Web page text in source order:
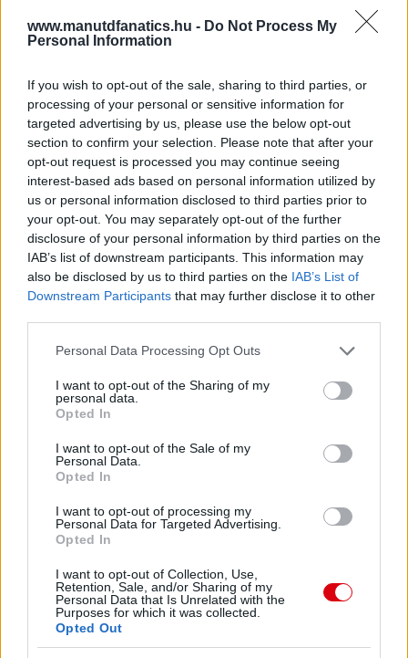
www.manutdfanatics.hu - Do Not Process My
Personal Information
If you wish to opt-out of the sale, sharing to third parties, or
processing of your personal or sensitive information for
targeted advertising by us, please use the below opt-out
section to confirm your selection. Please note that after your
opt-out request is processed you may continue seeing
interest-based ads based on personal information utilized by
us or personal information disclosed to third parties prior to
your opt-out. You may separately opt-out of the further
disclosure of your personal information by third parties on the
IAB’s list of downstream participants. This information may
also be disclosed by us to third parties on the IAB’s List of
Downstream Participants that may further disclose it to other
Please note that this website/app uses one or more Google
not limited to your visit or usage behaviour. You may click to
grant or deny consent to Google and its third-party tags to
use your data for below specified purposes in below Google
consent section.
Personal Data Processing Opt Outs
I want to opt-out of the Sharing of my
personal data.
Opted In
I want to opt-out of the Sale of my
Personal Data.
Opted In
I want to opt-out of processing my
Personal Data for Targeted Advertising.
Opted In
I want to opt-out of Collection, Use,
Retention, Sale, and/or Sharing of my
Personal Data that Is Unrelated with the
Purposes for which it was collected.
Opted Out
Meccs Center